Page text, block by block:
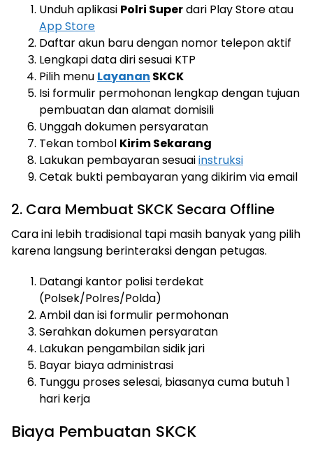
Unduh aplikasi Polri Superdari Play Store atau
App Store
Daftar akun baru dengan nomor telepon aktif
Lengkapi data diri sesuai KTP
Pilih menu Layanan SKCK
Isi formulir permohonan lengkap dengan tujuan
pembuatan dan alamat domisili
Unggah dokumen persyaratan
Tekan tombol Kirim Sekarang
Lakukan pembayaran sesuaiinstruksi
Cetak bukti pembayaran yang dikirim via email
2. Cara Membuat SKCK Secara Offline
Cara ini lebih tradisional tapi masih banyak yang pilih
karena langsung berinteraksi dengan petugas.
Datangi kantor polisi terdekat
(Polsek/Polres/Polda)
Ambil dan isi formulir permohonan
Serahkan dokumen persyaratan
Lakukan pengambilan sidik jari
Bayar biaya administrasi
Tunggu proses selesai, biasanya cuma butuh 1
hari kerja
Biaya Pembuatan SKCK